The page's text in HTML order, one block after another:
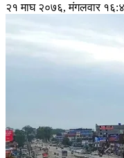
२१ माघ २०७६, मंगलवार